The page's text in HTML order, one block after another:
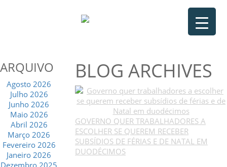
ARQUIVO
Agosto 2026
Julho 2026
Junho 2026
Maio 2026
Abril 2026
Março 2026
Fevereiro 2026
Janeiro 2026
Dezembro 2025
BLOG ARCHIVES
GOVERNO QUER TRABALHADORES A
ESCOLHER SE QUEREM RECEBER
SUBSÍDIOS DE FÉRIAS E DE NATAL EM
DUODÉCIMOS